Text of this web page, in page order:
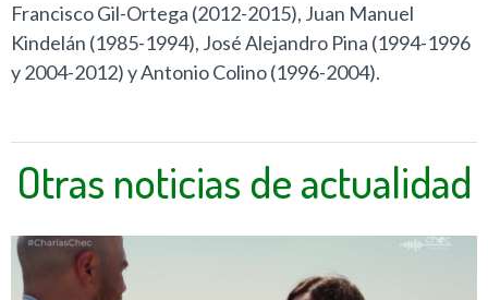
Francisco Gil-Ortega (2012-2015), Juan Manuel
Kindelán (1985-1994), José Alejandro Pina (1994-1996
y 2004-2012) y Antonio Colino (1996-2004).
Otras noticias de actualidad